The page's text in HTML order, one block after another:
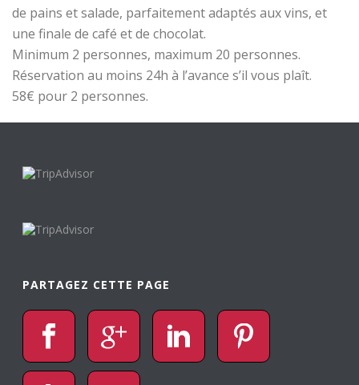
de pains et salade, parfaitement adaptés aux vins, et
une finale de café et de chocolat.
Minimum 2 personnes, maximum 20 personnes.
Réservation au moins 24h à l’avance s’il vous plaît.
58€ pour 2 personnes.
PARTAGEZ CETTE PAGE